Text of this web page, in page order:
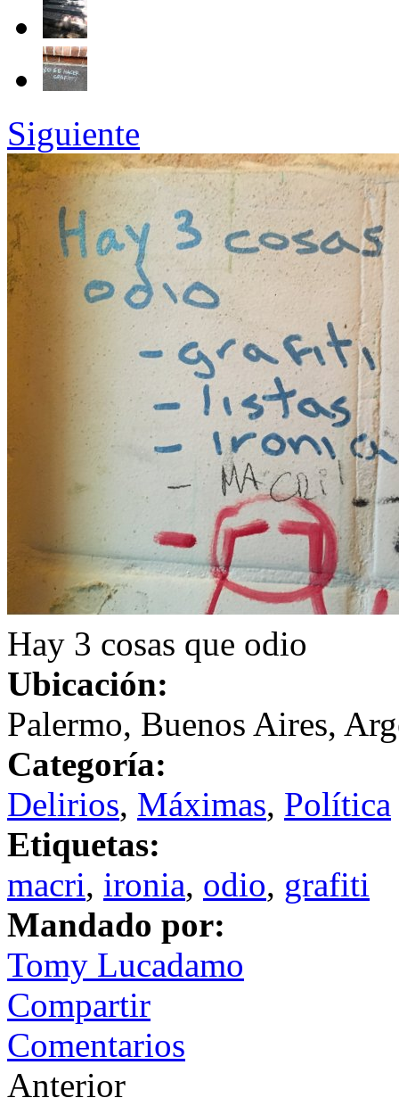
Siguiente
Hay 3 cosas que odio
Ubicación:
Palermo, Buenos Aires,
Categoría:
Delirios, Máximas, Política
Etiquetas:
macri, ironia, odio, grafiti
Mandado por:
Tomy Lucadamo
Compartir
Comentarios
Anterior